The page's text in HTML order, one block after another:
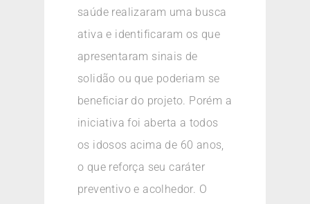
saúde realizaram uma busca
ativa e identificaram os que
apresentaram sinais de
solidão ou que poderiam se
beneficiar do projeto. Porém a
iniciativa foi aberta a todos
os idosos acima de 60 anos,
o que reforça seu caráter
preventivo e acolhedor. O